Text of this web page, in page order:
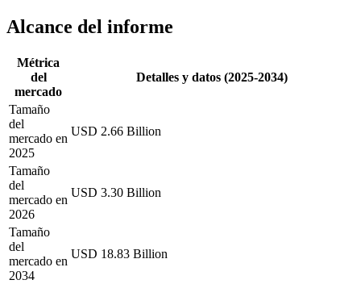
Alcance del informe
Métrica
del
mercado
Detalles y datos (2025-2034)
Tamaño
del
mercado en
2025
USD 2.66 Billion
Tamaño
del
mercado en
2026
USD 3.30 Billion
Tamaño
del
mercado en
2034
USD 18.83 Billion